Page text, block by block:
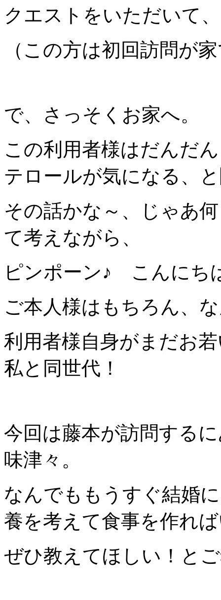
クエストをいただいて
（この方は初回訪問が
で、さっそくお家へ。
この利用者様はだんだ
テロールが気になる、
その話かな～、じゃあ
て考えながら、
ピンポーン♪ こんにち
ご本人様はもちろん、
利用者様自身がまだお
私と同世代！
今回は藤本が訪問する
味津々。
なんでももうすぐ結婚
養を考えて食事を作れ
ぜひ教えてほしい！と